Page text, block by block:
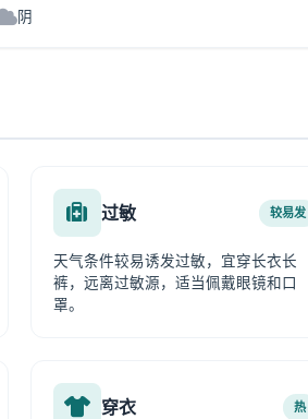
阴
过敏 较易发
天气条件较易诱发过敏，宜穿长衣长
裤，远离过敏源，适当佩戴眼镜和口
罩。
穿衣 热